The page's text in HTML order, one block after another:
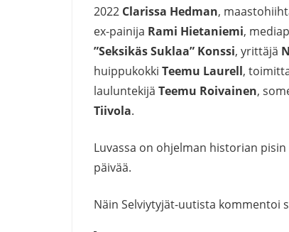
2022 Clarissa Hedman,
ex-painija Rami Hietaniemi,
”Seksikäs Suklaa” Konssi, yrittäjä
huippukokki Teemu Laurell,
lauluntekijä Teemu Roivainen,
Tiivola.
Luvassa on ohjelman historian
päivää.
Näin Selviytyjät-uutista kommentoi